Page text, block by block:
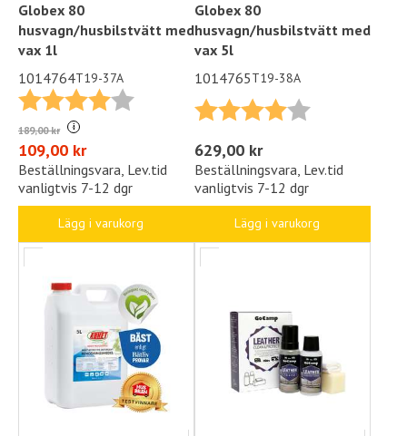
Globex 80
husvagn/husbilstvätt med
vax 1l
1014764T19-37A
Betyg: 4.0 utav 5 stjärnor
189,00 kr i
109,00 kr
Beställningsvara, Lev.tid
vanligtvis 7-12 dgr
Lägg i varukorg
Globex 80
husvagn/husbilstvätt med
vax 5l
1014765T19-38A
Betyg: 4.0 utav 5
629,00 kr
Beställningsvara, Lev.tid
vanligtvis 7-12 dgr
Lägg i varukorg